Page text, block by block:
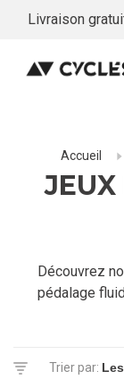
Livraison
Accueil
JEUX
Découvrez
pédalage
Trier par: